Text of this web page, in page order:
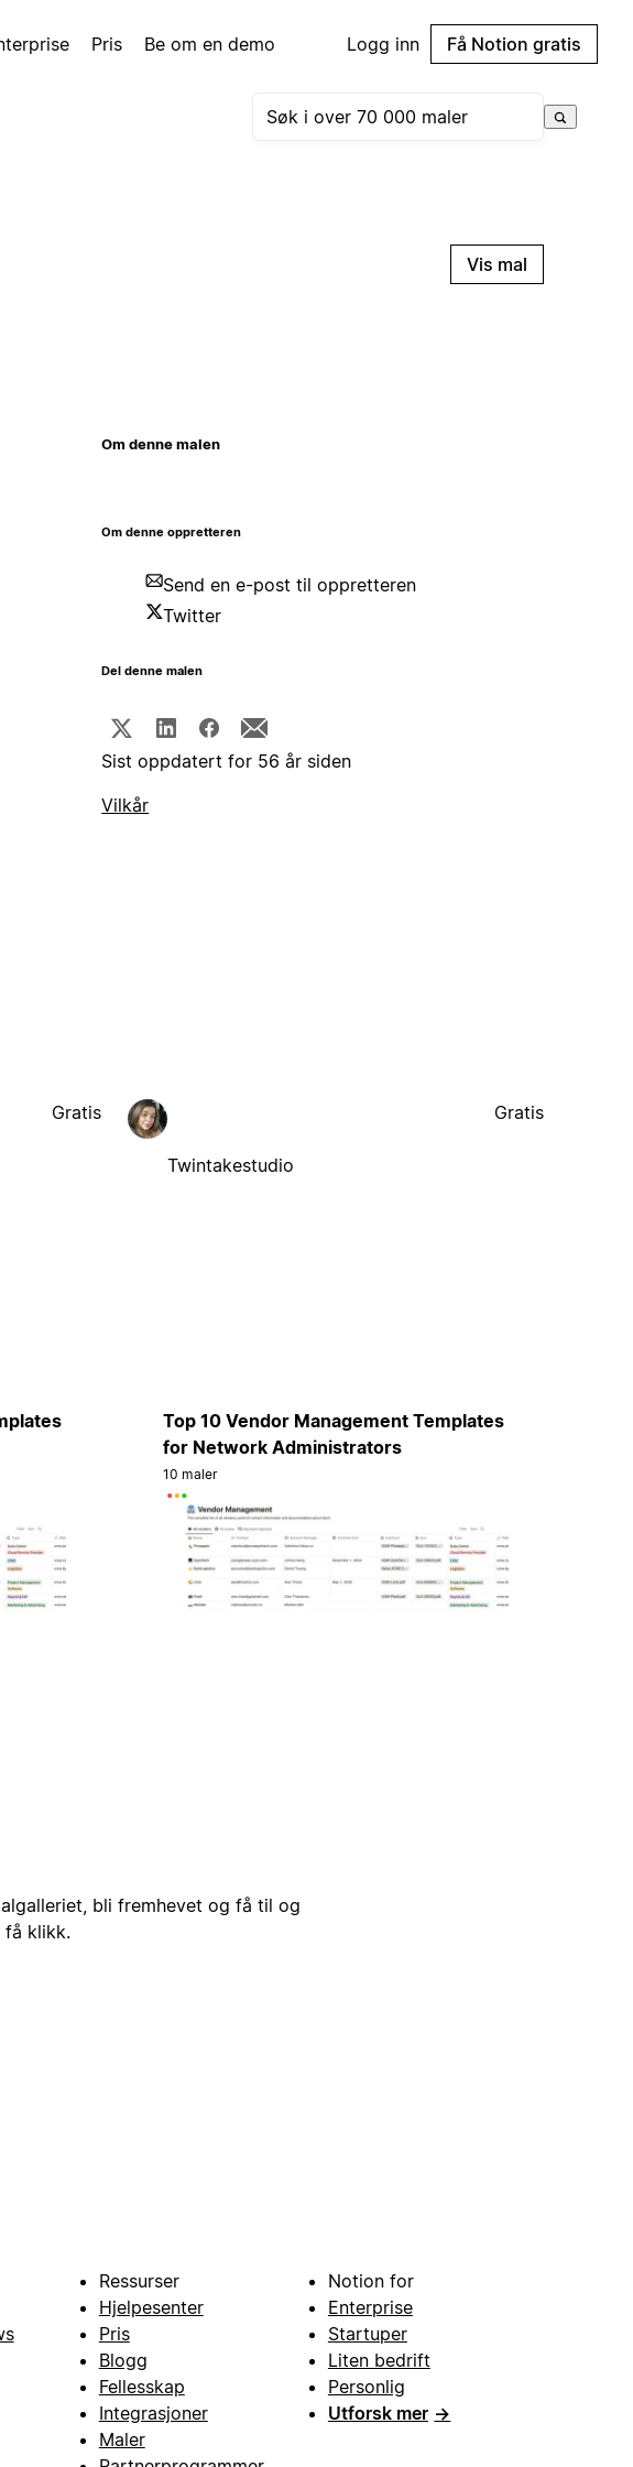
Pris Be om en demo Logg inn Få Notion gratis
Vis mal
Om denne malen
Om denne oppretteren
Send en e-post til oppretteren
Twitter
Del denne malen
Sist oppdatert for 56 år siden
Vilkår
Gratis
Twintakestudio
Gratis
Top 10 Vendor Management Templates
for Network Administrators
10 maler
bli fremhevet og få til og
få klikk.
Ressurser
Hjelpesenter
Pris
Blogg
Fellesskap
Integrasjoner
Maler
Notion for
Enterprise
Startuper
Liten bedrift
Personlig
Utforsk mer →